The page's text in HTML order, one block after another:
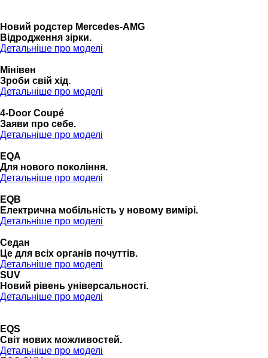
Новий родстер Mercedes-AMG
Відродження зірки.
Детальніше про моделі
Мінівен
Зроби свій хід.
Детальніше про моделі
4-Door Coupé
Заяви про себе.
Детальніше про моделі
EQA
Для нового покоління.
Детальніше про моделі
EQB
Електрична мобільність у новому вимірі.
Детальніше про моделі
Седан
Це для всіх органів почуттів.
Детальніше про моделі
SUV
Новий рівень універсальності.
Детальніше про моделі
EQS
Cвіт нових можливостей.
Детальніше про моделі